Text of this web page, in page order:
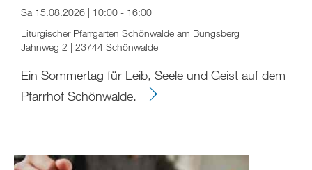
Sa 15.08.2026 | 10:00 - 16:00
Liturgischer Pfarrgarten Schönwalde am Bungsberg
Jahnweg 2 | 23744 Schönwalde
Ein Sommertag für Leib, Seele und Geist auf dem
Pfarrhof Schönwalde.